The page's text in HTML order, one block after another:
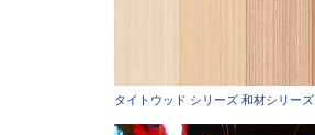
タイトウッド シリーズ 和材シリーズ